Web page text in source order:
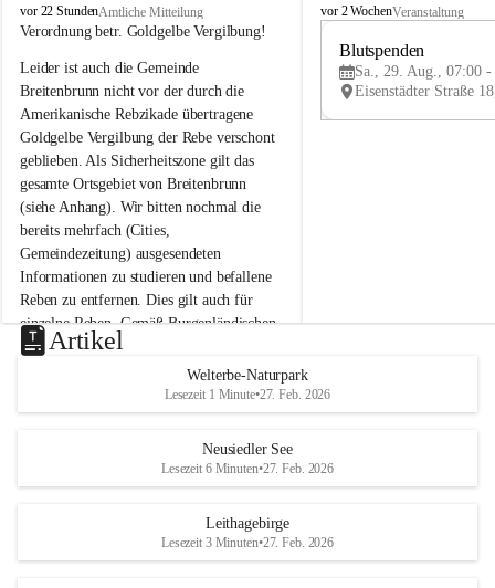
B
r
i
t
e
n
b
r
u
n
n
a
m
N
e
u
s
d
S
vor 22 StundenAmtliche Mitteilung
Verordnung betr. Goldgelbe Vergilbung!
Leider ist auch die Gemeinde
Breitenbrunn nicht vor der durch die
Amerikanische Rebzikade übertragene
Goldgelbe Vergilbung der Rebe verschont
geblieben. Als Sicherheitszone gilt das
gesamte Ortsgebiet von Breitenbrunn
(siehe Anhang). Wir bitten nochmal die
bereits mehrfach (Cities,
Gemeindezeitung) ausgesendeten
Informationen zu studieren und befallene
Reben zu entfernen. Dies gilt auch für
einzelne Reben. Gemäß Burgenländischen
Weinbaugesetz sind nicht gepflegte oder
unzulässige Weingärten zu roden! Bitte
helfen wir zusammen um unsere Winzer
vor den prognostizierten Ernteausfällen
und den daraus folgenden wirtschaftlichen
Maßnahmen zur Bekämpfung
B
e
u
e
d
r
S
vor 2 WochenVeranstaltung
Blutspenden
Sa., 29. Aug., 07:00 -
Artikel
Welterbe-Naturpark
Lesezeit 1 Minute•27. Feb. 2026
Neusiedler See
Lesezeit 6 Minuten•27. Feb. 2026
Leithagebirge
Lesezeit 3 Minuten•27. Feb. 2026